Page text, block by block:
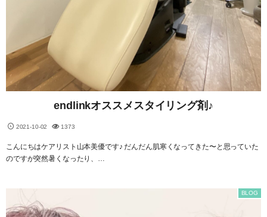
endlinkオススメスタイリング剤♪
2021-10-02 1373
こんにちはケアリスト山本美優です♪ だんだん肌寒くなってきた〜と思っていた
のですが突然暑くなったり、…
BLOG